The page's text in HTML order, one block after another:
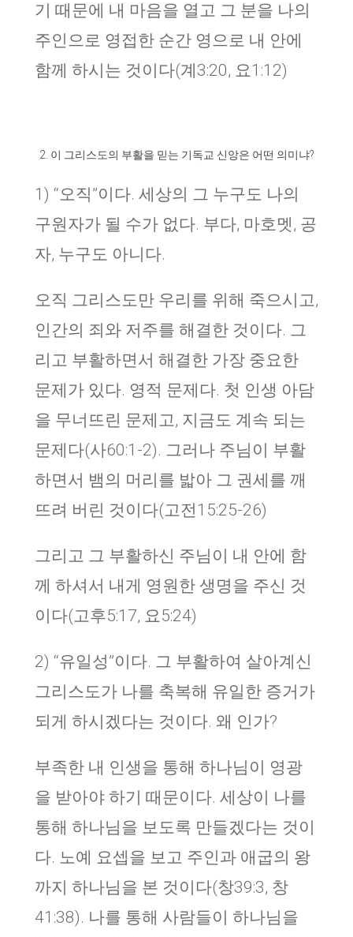
기 때문에 내 마음을 열고 그 분을 나의
주인으로 영접한 순간 영으로 내 안에
함께 하시는 것이다(계3:20, 요1:12)
이 그리스도의 부활을 믿는 기독교 신앙은 어떤 의미냐?
1) “오직”이다. 세상의 그 누구도 나의
구원자가 될 수가 없다. 부다, 마호멧, 공
자, 누구도 아니다.
오직 그리스도만 우리를 위해 죽으시고,
인간의 죄와 저주를 해결한 것이다. 그
리고 부활하면서 해결한 가장 중요한
문제가 있다. 영적 문제다. 첫 인생 아담
을 무너뜨린 문제고, 지금도 계속 되는
문제다(사60:1-2). 그러나 주님이 부활
하면서 뱀의 머리를 밟아 그 권세를 깨
뜨려 버린 것이다(고전15:25-26)
그리고 그 부활하신 주님이 내 안에 함
께 하셔서 내게 영원한 생명을 주신 것
이다(고후5:17, 요5:24)
2) “유일성”이다. 그 부활하여 살아계신
그리스도가 나를 축복해 유일한 증거가
되게 하시겠다는 것이다. 왜 인가?
부족한 내 인생을 통해 하나님이 영광
을 받아야 하기 때문이다. 세상이 나를
통해 하나님을 보도록 만들겠다는 것이
다. 노예 요셉을 보고 주인과 애굽의 왕
까지 하나님을 본 것이다(창39:3, 창
41:38). 나를 통해 사람들이 하나님을